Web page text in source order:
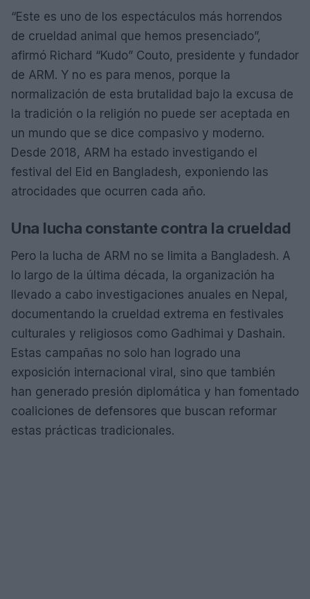
“Este es uno de los espectáculos más horrendos
de crueldad animal que hemos presenciado”,
afirmó Richard “Kudo” Couto, presidente y fundador
de ARM. Y no es para menos, porque la
normalización de esta brutalidad bajo la excusa de
la tradición o la religión no puede ser aceptada en
un mundo que se dice compasivo y moderno.
Desde 2018, ARM ha estado investigando el
festival del Eid en Bangladesh, exponiendo las
atrocidades que ocurren cada año.
Una lucha constante contra la crueldad
Pero la lucha de ARM no se limita a Bangladesh. A
lo largo de la última década, la organización ha
llevado a cabo investigaciones anuales en Nepal,
documentando la crueldad extrema en festivales
culturales y religiosos como Gadhimai y Dashain.
Estas campañas no solo han logrado una
exposición internacional viral, sino que también
han generado presión diplomática y han fomentado
coaliciones de defensores que buscan reformar
estas prácticas tradicionales.